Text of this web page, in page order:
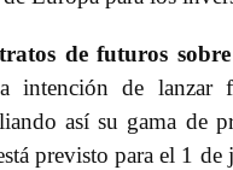
de futuros
intención de lanzar
así su gama de
previsto para el 1